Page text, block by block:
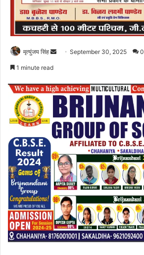
मृत्युंजय सिंह
SendSeptember 30, 2025 0
1 minute read